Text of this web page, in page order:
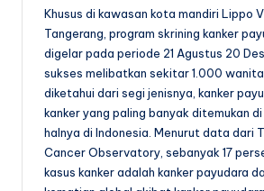
Khusus di kawasan kota mandiri Lippo
Tangerang, program skrining kanker
digelar pada periode 21 Agustus 20
sukses melibatkan sekitar 1.000
diketahui dari segi jenisnya, kanker
kanker yang paling banyak ditemukan
halnya di Indonesia. Menurut data dari
Cancer Observatory, sebanyak 17
kasus kanker adalah kanker payudara